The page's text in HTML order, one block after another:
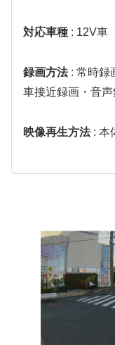
対応車種 : 12V車
録画方法: 常時録
車接近録画・音
映像再生方法: 本